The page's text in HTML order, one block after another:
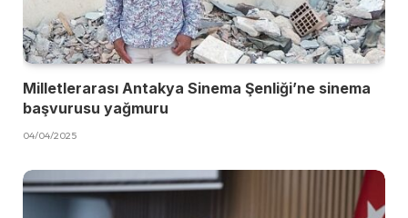
Milletlerarası Antakya Sinema Şenliği’ne sinema
başvurusu yağmuru
04/04/2025